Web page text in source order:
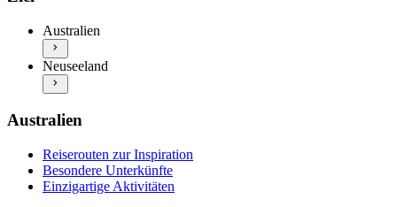
Flüge und Zwischenstopps
Autofahren in Australien
Praktische Informationen
Mehr Info & Inspiration
Einzigartige Aktivitäten
Neuseeland entdecken
Beste Reisezeit
Flüge und Zwischenstopps
Praktische Informationen
Australien
Neuseeland
Australien
Reiserouten zur Inspiration
Besondere Unterkünfte
Einzigartige Aktivitäten